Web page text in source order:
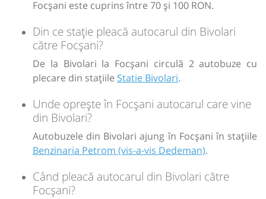
Dedeman)
Durată:
23min
Zile de circulație:
100lei
Sursa:Hermes SRL | Ultima actualizare: 07/2026
Focșani este cuprins între 70 și 100 RON.
Din ce stație pleacă autocarul din Bivolari
către Focșani?
De la Bivolari la Focșani circulă 2 autobuze cu
plecare din stațiile Statie Bivolari.
Unde oprește în Focșani autocarul care vine
din Bivolari?
Autobuzele din Bivolari ajung în Focșani în stațiile
Benzinaria Petrom (vis-a-vis Dedeman).
Când pleacă autocarul din Bivolari către
Focșani?